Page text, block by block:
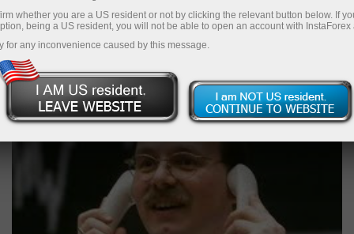
РЁСЂР°РЅСЃРЄРЅР№
СЃРҐРΜР»РЄРΜ
whether you are a US resident or not by clicking the relevant button below. If
being a US resident, you will not be able to open an account with InstaForex
for any inconvenience caused by this message.